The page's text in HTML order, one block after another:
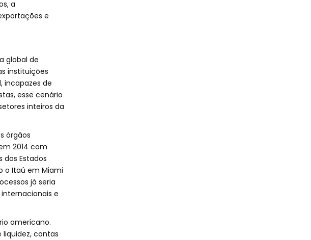
a
e
global de
instituições
incapazes de
esse cenário
inteiros da
órgãos
2014 com
Estados
o Itaú em Miami
já seria
e
americano.
liquidez, contas